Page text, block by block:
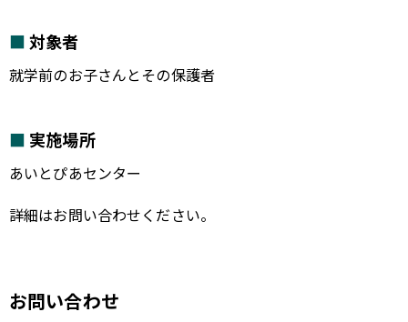
対象者
就学前のお子さんとその保護者
実施場所
あいとぴあセンター
詳細はお問い合わせください。
お問い合わせ